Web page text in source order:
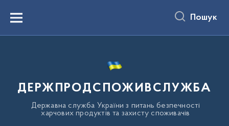
вмістуMenu Пошук
ДЕРЖПРОДСПОЖИВСЛУЖБА
Державна служба України з питань безпечності
харчових продуктів та захисту споживачів